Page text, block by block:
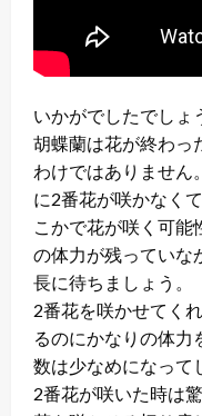
いかがでしたでしょ
胡蝶蘭は花が終わっ
わけではありません
に2番花が咲かなく
こかで花が咲く可
の体力が残っていな
長に待ちましょう。
2番花を咲かせてく
るのにかなりの体力
数は少なめになって
2番花が咲いた時は